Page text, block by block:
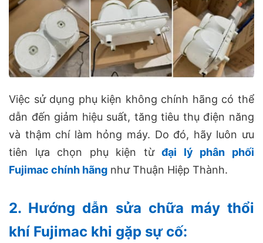
Việc sử dụng phụ kiện không chính hãng có thể
dẫn đến giảm hiệu suất, tăng tiêu thụ điện năng
và thậm chí làm hỏng máy. Do đó, hãy luôn ưu
tiên lựa chọn phụ kiện từđại lý phân phối
Fujimac chính hãng như Thuận Hiệp Thành.
2. Hướng dẫn sửa chữa máy thổi
khí Fujimac khi gặp sự cố: